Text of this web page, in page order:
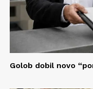
Golob dobil novo